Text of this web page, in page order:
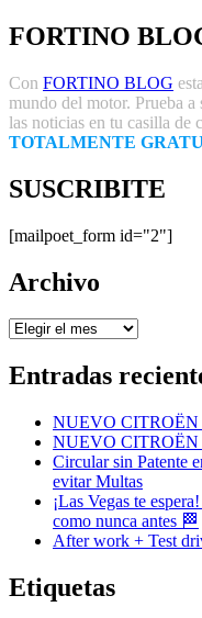
FORTINO
Con FORTINO BLOG
mundo del motor. Prueba
las noticias en tu casilla de
TOTALMENTE
SUSCRIBITE
[mailpoet_form id="2"]
Archivo
Archivo
Entradas
NUEVO
NUEVO
Circular sin Patente
evitar Multas
¡Las Vegas te
como nunca antes 🏁
After work + Test
Etiquetas